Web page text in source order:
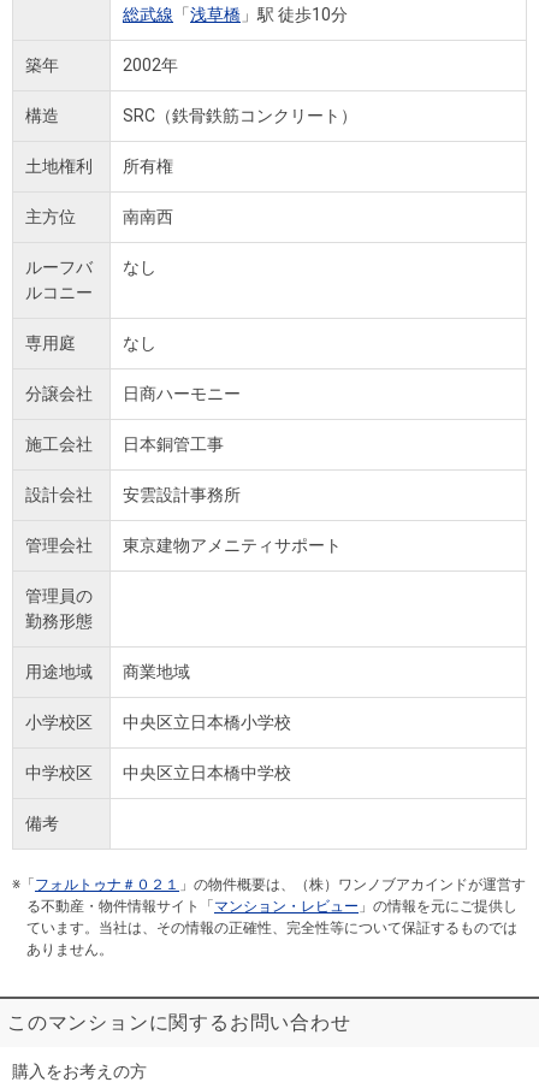
総武線 「浅草橋 」駅 徒歩10分
築年 2002年
構造 SRC（鉄骨鉄筋コンクリート）
土地権利 所有権
主方位 南南西
ルーフバ
ルコニー
なし
専用庭 なし
分譲会社 日商ハーモニー
施工会社 日本銅管工事
設計会社 安雲設計事務所
管理会社 東京建物アメニティサポート
管理員の
勤務形態
用途地域 商業地域
小学校区 中央区立日本橋小学校
中学校区 中央区立日本橋中学校
備考
※「 フォルトゥナ＃０２１ 」の物件概要は、（株）ワンノブアカインドが運営す
る不動産・物件情報サイト「 マンション・レビュー 」の情報を元にご提供し
ています。当社は、その情報の正確性、完全性等について保証するものでは
ありません。
このマンションに関するお問い合わせ
購入をお考えの方